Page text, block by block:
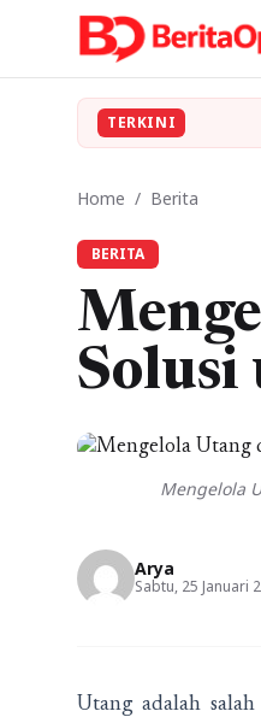
TERKINI
Home / Berita
BERITA
Solusi
Mengelola
Arya
Sabtu, 25 Januari
Utang adalah